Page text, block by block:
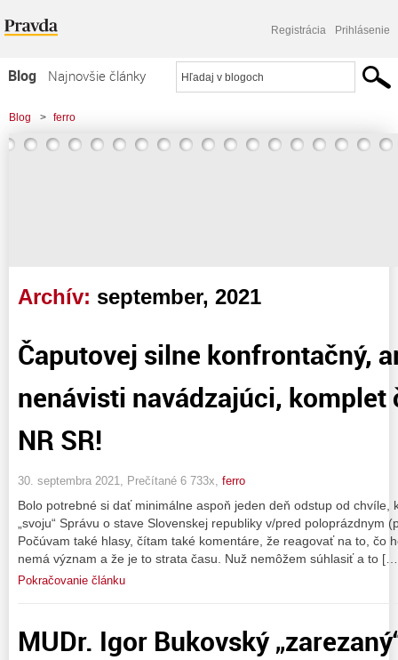
Registrácia Prihlásenie
Blog
Najnovšie články
Najčítanejšie články
Najkomentovanejšie články
Blog > ferro
Archív: september, 2021
Čaputovej silne konfrontačný,
nenávisti navádzajúci, komplet
NR SR!
30. septembra 2021, Prečítané 6 733x, ferro
Bolo potrebné si dať minimálne aspoň jeden deň odstup od chvíle,
„svoju“ Správu o stave Slovenskej republiky v/pred poloprázdnym
Počúvam také hlasy, čítam také komentáre, že reagovať na to, čo
nemá význam a že je to strata času. Nuž nemôžem súhlasiť a to
Pokračovanie článku
MUDr. Igor Bukovský